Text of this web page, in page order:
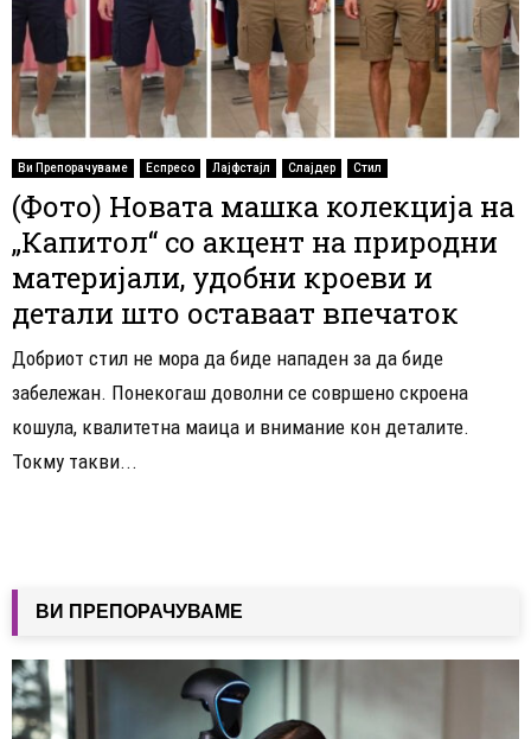
Ви Препорачуваме Еспресо Лајфстајл Слајдер Стил
(Фото) Новата машка колекција на
„Капитол“ со акцент на природни
материјали, удобни кроеви и
детали што оставаат впечаток
Добриот стил не мора да биде нападен за да биде
забележан. Понекогаш доволни се совршено скроена
кошула, квалитетна маица и внимание кон деталите.
Токму такви...
ВИ ПРЕПОРАЧУВАМЕ